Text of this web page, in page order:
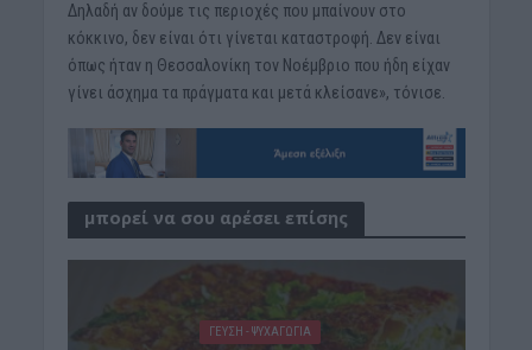
Δηλαδή αν δούμε τις περιοχές που μπαίνουν στο
κόκκινο, δεν είναι ότι γίνεται καταστροφή. Δεν είναι
όπως ήταν η Θεσσαλονίκη τον Νοέμβριο που ήδη είχαν
γίνει άσχημα τα πράγματα και μετά κλείσανε», τόνισε.
μπορεί να σου αρέσει επίσης
ΓΕΎΣΗ - ΨΥΧΑΓΩΓΊΑ